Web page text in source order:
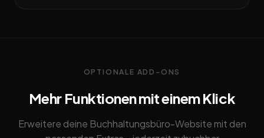
OPTIONALE ADD-ONS
Mehr Funktionen mit einem Klick
Erweitere deine Buchhaltungsbüro-Website mit den